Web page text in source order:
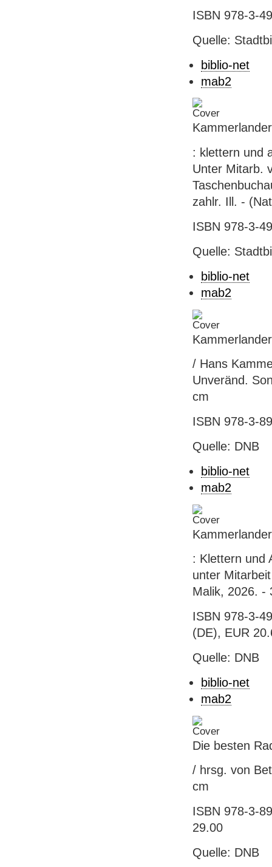
ISBN 978-3-
Quelle:
biblio-net
mab2
: klettern und
Unter Mitarb.
zahlr. Ill. -
ISBN 978-3-
Quelle:
biblio-net
mab2
/ Hans
Unveränd.
cm
ISBN 978-3-
Quelle: DNB
biblio-net
mab2
: Klettern und
unter
Malik, 2026. -
ISBN 978-3-
(DE), EUR
Quelle: DNB
biblio-net
mab2
Die besten
/ hrsg. von
cm
ISBN 978-3-
29.00
Quelle: DNB